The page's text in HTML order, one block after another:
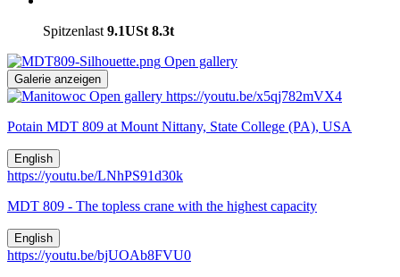
Spitzenlast 9.1USt 8.3t
Open gallery
Galerie anzeigen
Open gallery https://youtu.be/x5qj782mVX4
Potain MDT 809 at Mount Nittany, State College (PA), USA
English
https://youtu.be/LNhPS91d30k
MDT 809 - The topless crane with the highest capacity
English
https://youtu.be/bjUOAb8FVU0